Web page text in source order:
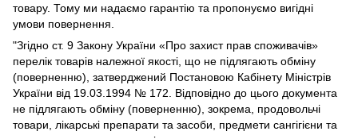
товару. Тому ми надаємо гарантію та пропонуємо вигідні
умови повернення.
"Згідно ст. 9 Закону України «Про захист прав споживачів»
перелік товарів належної якості, що не підлягають обміну
(поверненню), затверджений Постановою Кабінету Міністрів
України від 19.03.1994 № 172. Відповідно до цього документа
не підлягають обміну (поверненню), зокрема, продовольчі
товари, лікарські препарати та засоби, предмети сангігієни та